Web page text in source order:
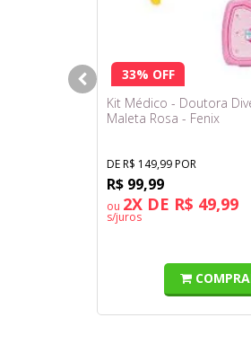
33% OFF
Kit Médico - Doutora
Maleta Rosa - Fenix
DE R$ 149,99 POR
R$ 99,99
ou 2X DE R$ 49,99
s/juros